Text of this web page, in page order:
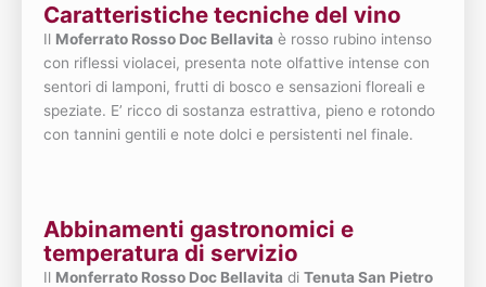
Caratteristiche tecniche del vino
Il Moferrato Rosso Doc Bellavita è rosso rubino intenso
con riflessi violacei, presenta note olfattive intense con
sentori di lamponi, frutti di bosco e sensazioni floreali e
speziate. E’ ricco di sostanza estrattiva, pieno e rotondo
con tannini gentili e note dolci e persistenti nel finale.
Abbinamenti gastronomici e
temperatura di servizio
Il Monferrato Rosso Doc Bellavita di Tenuta San Pietro